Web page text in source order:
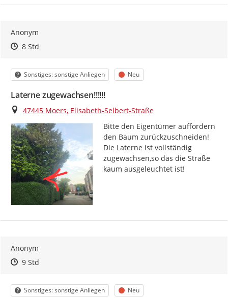
Anonym
Zeitpunkt des Erstellens
Zeitpunkt des Erstellens
8 StdZur Äußerung
Kategorie
Sonstiges: sonstige Anliegen Status
Neu
Laterne zugewachsen!!!!!!
Ort
47445 Moers, Elisabeth-Selbert-Straße
Bitte den Eigentümer auffordern
den Baum zurückzuschneiden!
Die Laterne ist vollständig
zugewachsen,so das die Straße
kaum ausgeleuchtet ist!
Anonym
Zeitpunkt des Erstellens
Zeitpunkt des Erstellens
9 StdZur Äußerung
Kategorie
Sonstiges: sonstige Anliegen Status
Neu